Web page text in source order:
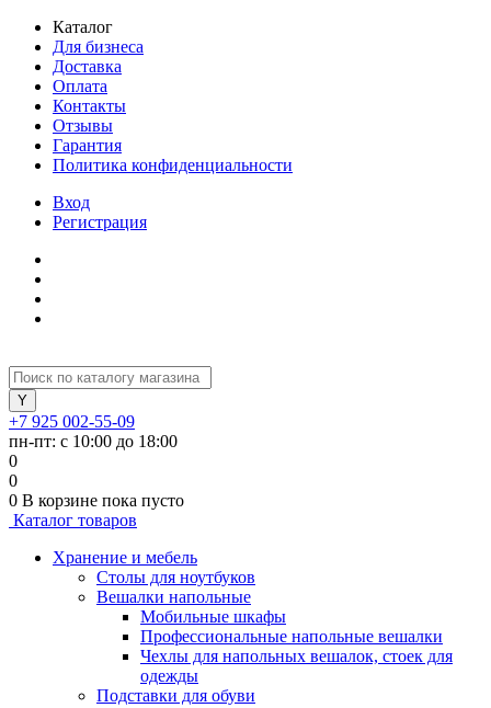
Каталог
Для бизнеса
Доставка
Оплата
Контакты
Отзывы
Гарантия
Политика конфиденциальности
Вход
Регистрация
+7 925 002-55-09
пн-пт: с 10:00 до 18:00
0
0
0 В корзине пока пусто
Каталог товаров
Хранение и мебель
Столы для ноутбуков
Вешалки напольные
Мобильные шкафы
Профессиональные напольные вешалки
Чехлы для напольных вешалок, стоек для
одежды
Подставки для обуви